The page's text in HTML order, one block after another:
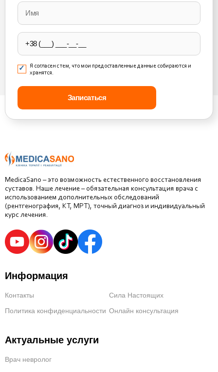
leave
this
field
empty.
Я согласен с тем, что мои предоставленные данные собираются и
хранятся.
MedicaSano – это возможность естественного восстановления
суставов. Наше лечение – обязательная консультация врача с
использованием дополнительных обследований
(рентгенография, КТ, МРТ), точный диагноз и индивидуальный
курс лечения.
Информация
Контакты
Сила Настоящих
Политика конфиденциальности Онлайн консультация
Актуальные услуги
Врач невролог